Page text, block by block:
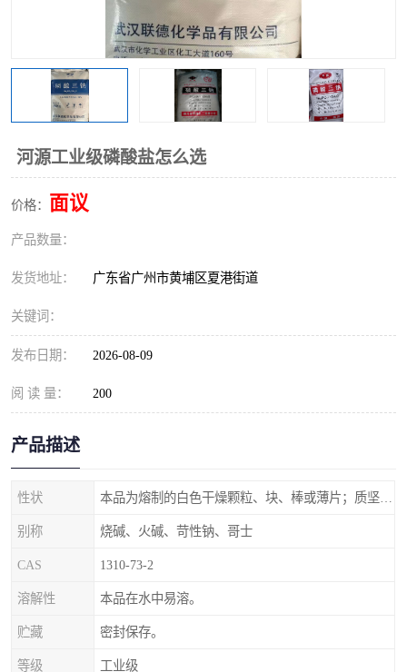
河源工业级磷酸盐怎么选
价格： 面议
产品数量：
发货地址： 广东省广州市黄埔区夏港街道
关键词：
发布日期： 2026-08-09
阅 读 量： 200
产品描述
性状
别称 烧碱、火碱、苛性钠、哥士
CAS 1310-73-2
溶解性 本品在水中易溶。
贮藏 密封保存。
等级 工业级
三聚磷酸钠
工业白糖
过硫酸钠
尿素
聚合硫酸铁
大苏打
元明粉